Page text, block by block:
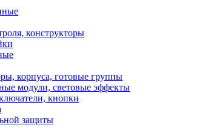
конструкторы
корпуса, готовые группы
модули, световые эффекты
кнопки
защиты